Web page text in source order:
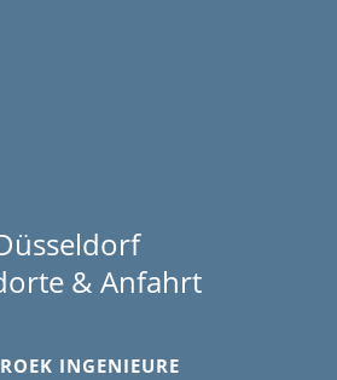
& Anfahrt
INGENIEURE